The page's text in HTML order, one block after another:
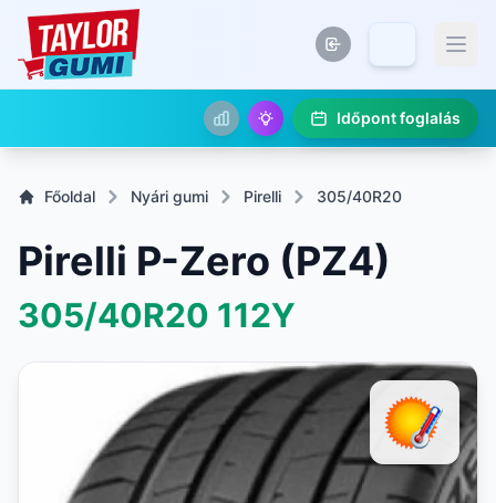
Időpont foglalás
Főoldal Nyári gumi Pirelli 305/40R20
Pirelli P-Zero (PZ4)
305/40R20 112Y